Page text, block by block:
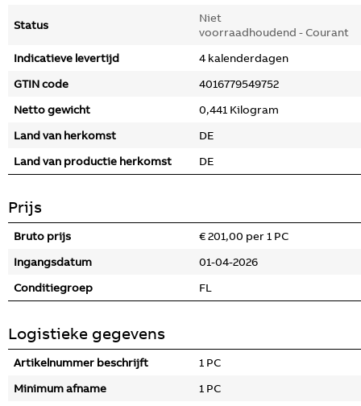
Status
Niet
voorraadhoudend - Courant
Indicatieve levertijd
4 kalenderdagen
GTIN code
4016779549752
Netto gewicht
0,441 Kilogram
Land van herkomst
DE
Land van productie herkomst
DE
Prijs
Bruto prijs
€ 201,00 per 1 PC
Ingangsdatum
01-04-2026
Conditiegroep
FL
Logistieke gegevens
Artikelnummer beschrijft
1 PC
Minimum afname
1 PC